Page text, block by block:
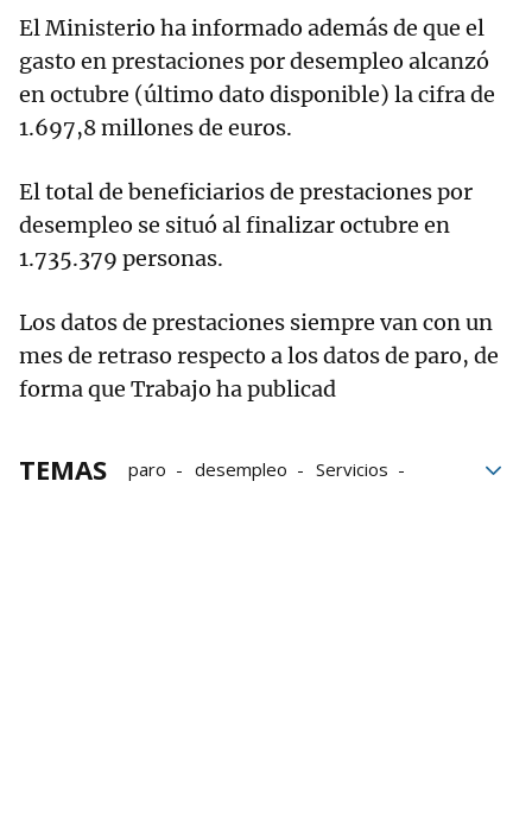
El Ministerio ha informado además de que el
gasto en prestaciones por desempleo alcanzó
en octubre (último dato disponible) la cifra de
1.697,8 millones de euros.
El total de beneficiarios de prestaciones por
desempleo se situó al finalizar octubre en
1.735.379 personas.
Los datos de prestaciones siempre van con un
mes de retraso respecto a los datos de paro, de
forma que Trabajo ha publicad
TEMAS paro desempleo
Servicios